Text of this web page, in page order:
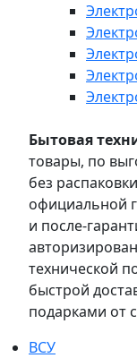
Бытовая
товары, по
без
официальной
и после-
технической
быстрой
подарками от
ВСУ